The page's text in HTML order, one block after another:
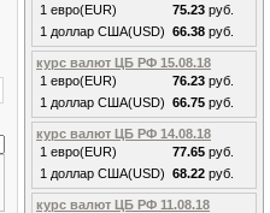
1 евро(EUR)
75.23 руб.
1 доллар США(USD) 66.38 руб.
курс валют ЦБ РФ 15.08.18
1 евро(EUR)
76.23 руб.
1 доллар США(USD) 66.75 руб.
курс валют ЦБ РФ 14.08.18
1 евро(EUR)
77.65 руб.
1 доллар США(USD) 68.22 руб.
курс валют ЦБ РФ 11.08.18